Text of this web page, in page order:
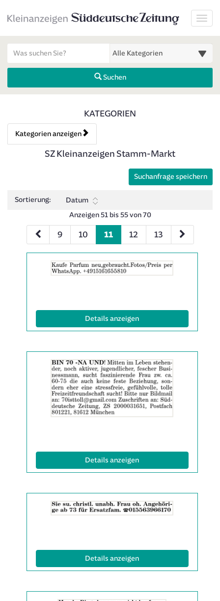
Suchen
Kategorien & Anzeigen
KATEGORIEN
Kategorien anzeigen
Bedienhinweis: Navigieren Sie mit Tab (Shift+Tab zurück).
Rubrik:
SZ Kleinanzeigen Stamm-Markt
Suchanfrage speichern
Sortierung:
Datum
Anzeigen 51 bis 55 von 70
9 10 11 12 13
der
Anzeige
|
Info:
Details anzeigen(ID: 2061869)
der
Anzeige
2061871
anzeigen
|
Info:
Details anzeigen(ID: 2061871)
der
Anzeige
|
Info:
Details anzeigen(ID: 2061883)